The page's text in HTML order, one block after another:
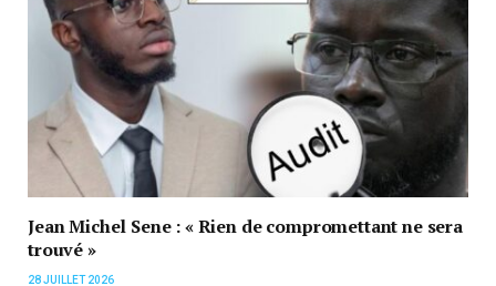
Jean Michel Sene : « Rien de compromettant ne sera
trouvé »
28 JUILLET 2026